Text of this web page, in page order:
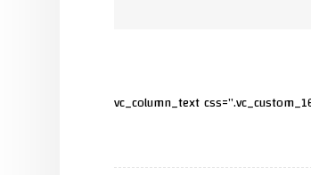
[vc_row][vc_column width=”2/3″][cz_gap height=”30px” id=”cz_83662″][/